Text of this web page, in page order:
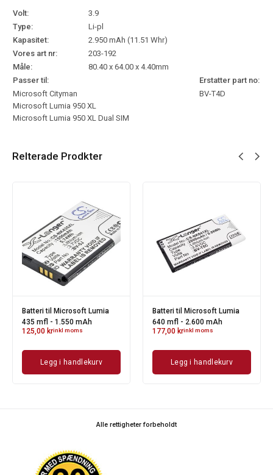
Volt:
3.9
Type:
Li-pl
Kapasitet:
2.950 mAh (11.51 Whr)
Vores art nr:
203-192
Måle:
80.40 x 64.00 x 4.40mm
Passer til:
Erstatter part no:
Microsoft Cityman
Microsoft Lumia 950 XL
Microsoft Lumia 950 XL Dual SIM
BV-T4D
Relterade Prodkter
Batteri til Microsoft Lumia
435 mfl - 1.550 mAh
125,00 krinkl moms
Legg i handlekurv
Batteri til Microsoft Lumia
640 mfl - 2.600 mAh
177,00 krinkl moms
Legg i handlekurv
Alle rettigheter forbeholdt